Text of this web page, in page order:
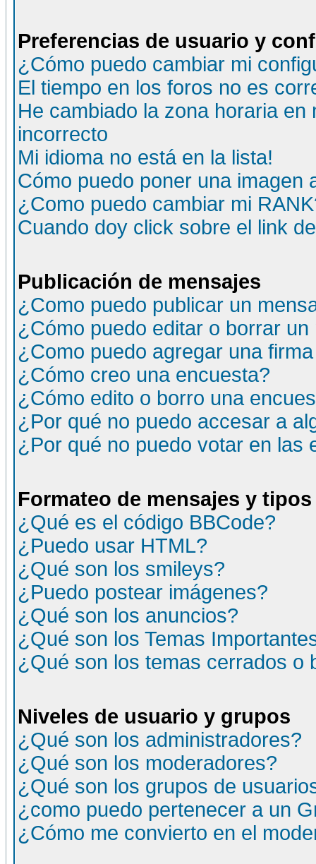
Preferencias de usuario y
¿Cómo puedo cambiar mi
El tiempo en los foros no es
He cambiado la zona horaria
incorrecto
Mi idioma no está en la lista!
Cómo puedo poner una imagen
¿Como puedo cambiar mi
Cuando doy click sobre el link
Publicación de mensajes
¿Como puedo publicar un
¿Cómo puedo editar o borrar un
¿Como puedo agregar una
¿Cómo creo una encuesta?
¿Cómo edito o borro una
¿Por qué no puedo accesar a
¿Por qué no puedo votar en las
Formateo de mensajes y
¿Qué es el código BBCode?
¿Puedo usar HTML?
¿Qué son los smileys?
¿Puedo postear imágenes?
¿Qué son los anuncios?
¿Qué son los Temas
¿Qué son los temas cerrados o
Niveles de usuario y grupos
¿Qué son los administradores?
¿Qué son los moderadores?
¿Qué son los grupos de
¿como puedo pertenecer a un
¿Cómo me convierto en el